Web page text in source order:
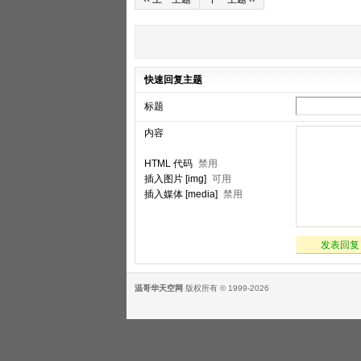
快速回复主题
标题
内容
HTML 代码 禁用
插入图片 [img] 可用
插入媒体 [media] 禁用
发表回复
温哥华天空网 版权所有 © 1999-2026